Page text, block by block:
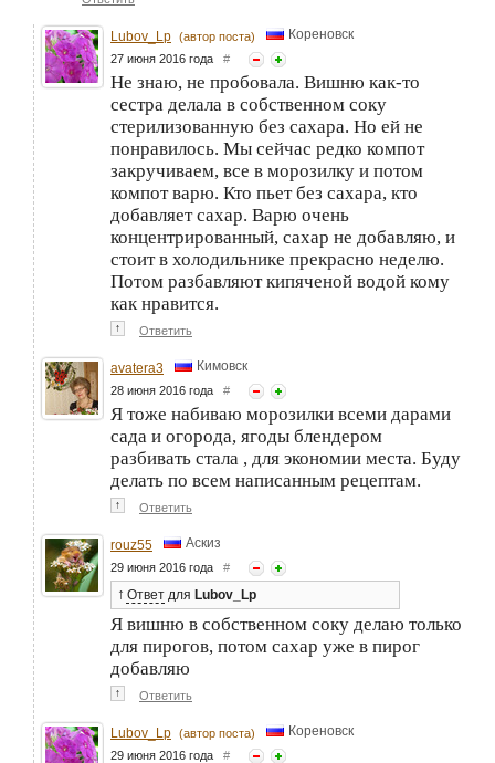
Lubov_Lp (автор поста) Кореновск
27 июня 2016 года #
Не знаю, не пробовала. Вишню как-то
сестра делала в собственном соку
стерилизованную без сахара. Но ей не
понравилось. Мы сейчас редко компот
закручиваем, все в морозилку и потом
компот варю. Кто пьет без сахара, кто
добавляет сахар. Варю очень
концентрированный, сахар не добавляю, и
стоит в холодильнике прекрасно неделю.
Потом разбавляют кипяченой водой кому
как нравится.
↑ Ответить
avatera3 Кимовск
28 июня 2016 года #
Я тоже набиваю морозилки всеми дарами
сада и огорода, ягоды блендером
разбивать стала , для экономии места. Буду
делать по всем написанным рецептам.
↑ Ответить
rouz55 Аскиз
29 июня 2016 года #
↑ Ответ для Lubov_Lp
Я вишню в собственном соку делаю только
для пирогов, потом сахар уже в пирог
добавляю
↑ Ответить
Lubov_Lp (автор поста) Кореновск
29 июня 2016 года #